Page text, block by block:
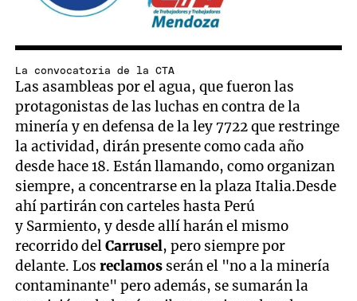
La convocatoria de la CTA
Las asambleas por el agua, que fueron las
protagonistas de las luchas en contra de la
minería y en defensa de la ley 7722 que restringe
la actividad, dirán presente como cada año
desde hace 18. Están llamando, como organizan
siempre, a concentrarse en la plaza Italia.Desde
ahí partirán con carteles hasta Perú
y Sarmiento, y desde allí harán el mismo
recorrido delCarrusel, pero siempre por
delante. Losreclamos serán el "no a la minería
contaminante" pero además, se sumarán la